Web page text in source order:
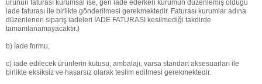
ürünün faturası kurumsal ise, geri iade ederken kurumun düzenlemiş olduğu
iade faturası ile birlikte gönderilmesi gerekmektedir. Faturası kurumlar adına
düzenlenen sipariş iadeleri İADE FATURASI kesilmediği takdirde
tamamlanamayacaktır.)
b) İade formu,
c) iade edilecek ürünlerin kutusu, ambalajı, varsa standart aksesuarları ile
birlikte eksiksiz ve hasarsız olarak teslim edilmesi gerekmektedir.